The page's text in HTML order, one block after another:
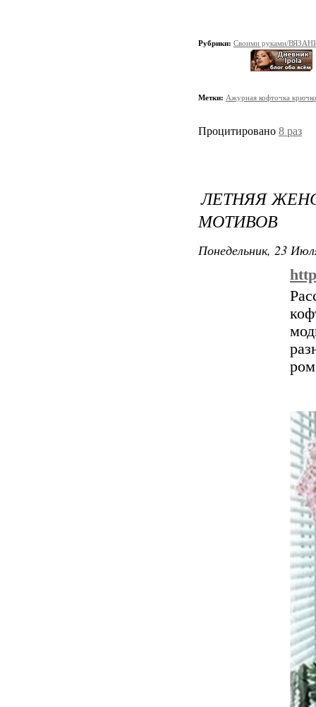
Рубрики: Своими руками/
Метки: Ажурная кофточка
Процитировано 8 раз
ЛЕТНЯЯ
МОТИВОВ
Понедельник, 23